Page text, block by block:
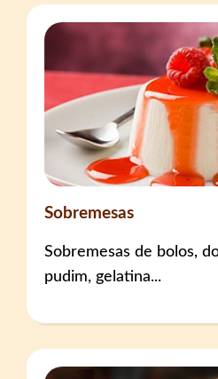
Sobremesas
Sobremesas de bolos,
pudim, gelatina...